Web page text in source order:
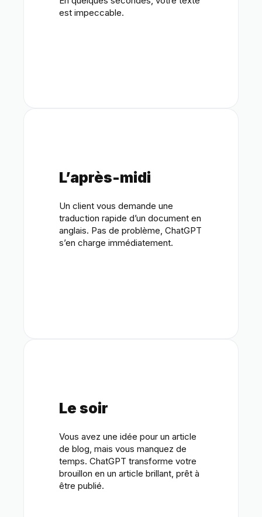
est impeccable.
L’après-midi
Un client vous demande une
traduction rapide d’un document en
anglais. Pas de problème, ChatGPT
s’en charge immédiatement.
Le soir
Vous avez une idée pour un article
de blog, mais vous manquez de
temps. ChatGPT transforme votre
brouillon en un article brillant, prêt à
être publié.